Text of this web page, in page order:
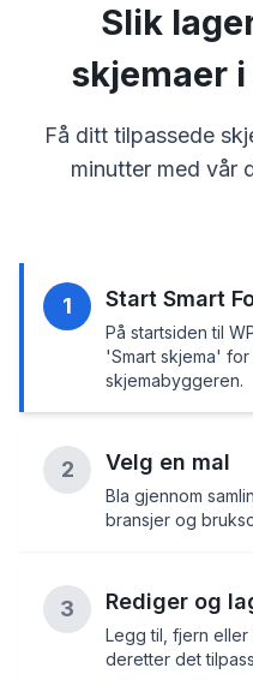
Slik
skjemaer
Få ditt tilpassede
minutter med vår
1 Start Smart
På startsiden til
'Smart skjema'
skjemabyggeren.
2 Velg en mal
Bla gjennom
bransjer og
3 Rediger og
Legg til, fjern
deretter det